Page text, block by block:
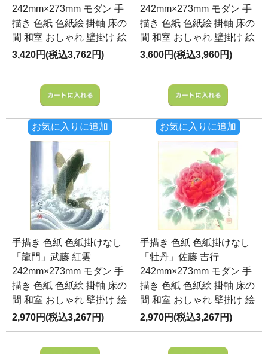
242mm×273mm モダン 手
描き 色紙 色紙絵 掛軸 床の
間 和室 おしゃれ 壁掛け 絵
3,420円(税込3,762円)
お気に入りに追加
242mm×273mm モダン 手
描き 色紙 色紙絵 掛軸 床の
間 和室 おしゃれ 壁掛け 絵
3,600円(税込3,960円)
お気に入りに追加
手描き 色紙 色紙掛けなし
「龍門」武藤 紅雲
242mm×273mm モダン 手
描き 色紙 色紙絵 掛軸 床の
間 和室 おしゃれ 壁掛け 絵
2,970円(税込3,267円)
手描き 色紙 色紙掛けなし
「牡丹」佐藤 吉行
242mm×273mm モダン 手
描き 色紙 色紙絵 掛軸 床の
間 和室 おしゃれ 壁掛け 絵
2,970円(税込3,267円)